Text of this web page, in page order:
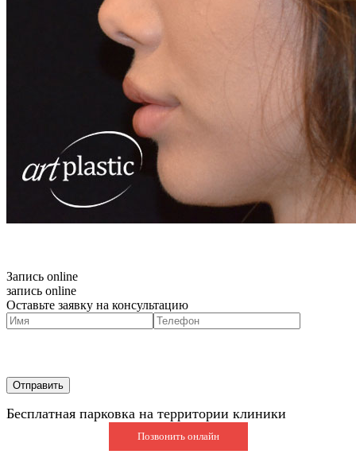
Запись online
запись online
Оставьте заявку на консультацию
Бесплатная парковка на территории клиники
Позвонить онлайн